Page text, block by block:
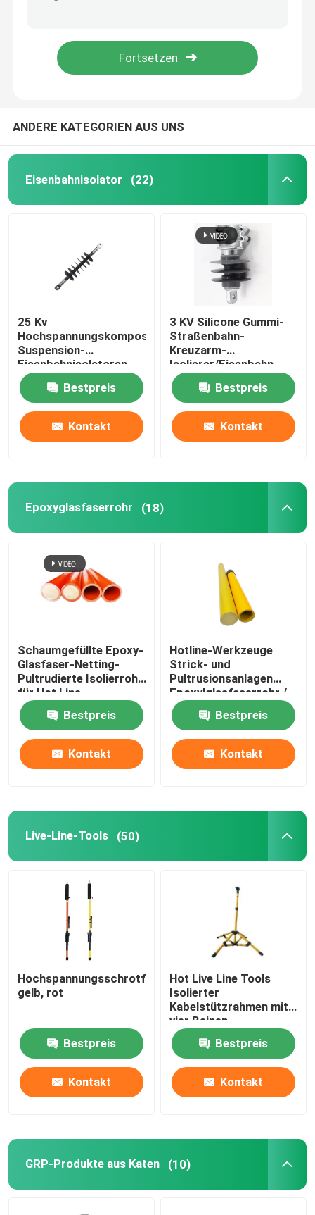
GRP-Produkte aus Katen
Epoxyglasfaserstäbe
Sicherung herausgeschnitten
Isoliermaschine
Isoliertes Gerüst
Pultrusionsprofil aus Glasfaser
ANDERE KATEGORIEN AUS UNS
Eisenbahnisolator (22)
25 Kv
Hochspannungskomposit-
Suspension-
Eisenbahnisolatoren
Bestpreis
Kontakt
3 KV Silicone Gummi-
Straßenbahn-
Kreuzarm-
Isolierer/Eisenbahn-
Isolierer
Bestpreis
Kontakt
Epoxyglasfaserrohr (18)
Schaumgefüllte Epoxy-
Glasfaser-Netting-
Pultrudierte Isolierrohr
für Hot Line-
Werkzeuge
Bestpreis
Kontakt
Hotline-Werkzeuge
Strick- und
Pultrusionsanlagen
Epoxylglasfaserrohr /
Epoxylglasfaserrohr
Bestpreis
Kontakt
Live-Line-Tools (50)
Hochspannungsschrotflinte,
gelb, rot
Bestpreis
Kontakt
Hot Live Line Tools
Isolierter
Kabelstützrahmen mit
vier Beinen
Bestpreis
Kontakt
GRP-Produkte aus Katen (10)